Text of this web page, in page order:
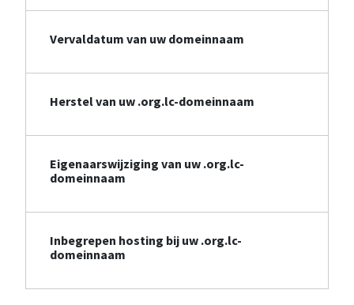
Vervaldatum van uw domeinnaam
Herstel van uw .org.lc-domeinnaam
Eigenaarswijziging van uw .org.lc-
domeinnaam
Inbegrepen hosting bij uw .org.lc-
domeinnaam